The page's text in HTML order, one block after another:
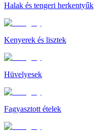
Halak és tengeri herkentyűk
Kenyerek és lisztek
Hüvelyesek
Fagyasztott ételek